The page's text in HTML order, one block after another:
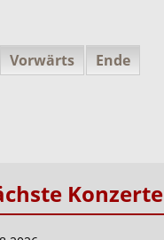
Vorwärts Ende
Konzerte